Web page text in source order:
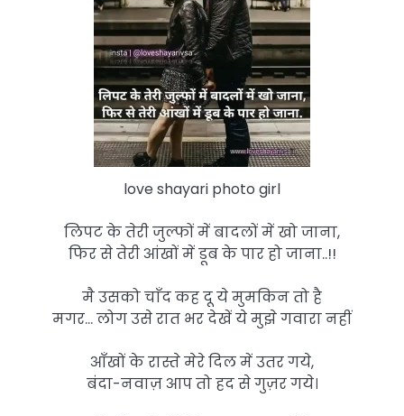
love shayari photo girl
लिपट के तेरी जुल्फों में बादलों में खो जाना,
फिर से तेरी आंखों में डूब के पार हो जाना..!!
मै उसको चाँद कह दू ये मुमकिन तो है
मगर… लोग उसे रात भर देखें ये मुझे गवारा नहीं
आँखों के रास्ते मेरे दिल में उतर गये,
बंदा-नवाज़ आप तो हद से गुज़र गये।